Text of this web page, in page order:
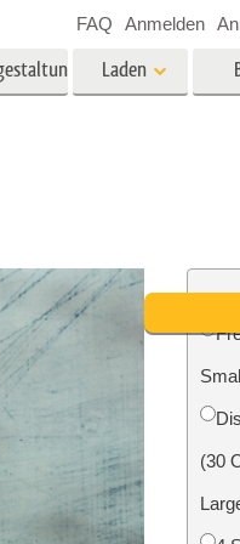
Foto-Restaurierung
Laden
Video-Overlays
FAQ Anmelden
(30